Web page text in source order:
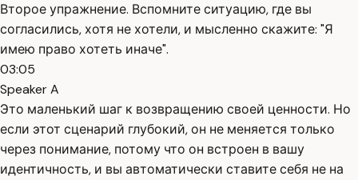
Второе упражнение. Вспомните ситуацию, где вы
согласились, хотя не хотели, и мысленно скажите: "Я
имею право хотеть иначе".
03:05
Speaker A
Это маленький шаг к возвращению своей ценности. Но
если этот сценарий глубокий, он не меняется только
через понимание, потому что он встроен в вашу
идентичность, и вы автоматически ставите себя не на